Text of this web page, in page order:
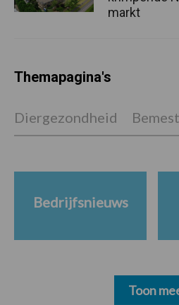
markt
Themapagina's
Diergezondheid
Bedrijfsnieuws
Toon